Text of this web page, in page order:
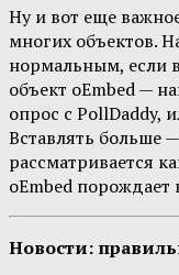
Ну и вот еще
многих объектов.
нормальным, если
объект oEmbed —
опрос с PollDaddy,
Вставлять больше
рассматривается
oEmbed
Новости: